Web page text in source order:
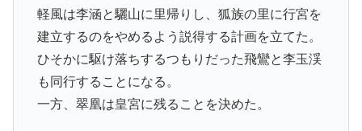
軽風は李涵と驪山に里帰りし、狐族の里に行宮を
建立するのをやめるよう説得する計画を立てた。
ひそかに駆け落ちするつもりだった飛鸞と李玉渓
も同行することになる。
一方、翠凰は皇宮に残ることを決めた。